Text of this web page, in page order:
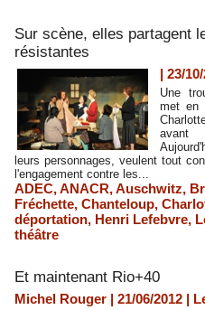
Sur scène, elles partagent
résistantes
| 23/
Une
met en
avant
leurs personnages, veulent tout
l'engagement contre les...
ADEC,ANACR,Auschwitz,
Fréchette, Chanteloup,
déportation, Henri Lefebvre,
théâtre
Et maintenant Rio+40
Michel Rouger | 21/06/2012 |